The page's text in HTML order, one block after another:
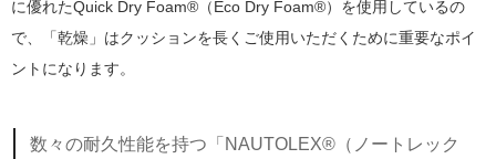
に優れたQuick Dry Foam®（Eco Dry Foam®）を使用しているの
で、「乾燥」はクッションを長くご使用いただくために重要なポイ
ントになります。
数々の耐久性能を持つ「NAUTOLEX®（ノートレック